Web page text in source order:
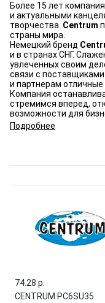
Более 15 лет
и актуальными
творчества. Centrum
страны мира.
Немецкий бренд
и в странах СНГ.
увлеченных своим
связи с
и партнерам
Компания
стремимся вперед,
возможности для
Подробнее
74.28 p.
CENTRUM·PC6SU35